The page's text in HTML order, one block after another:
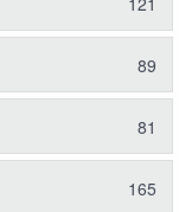
89
81
165